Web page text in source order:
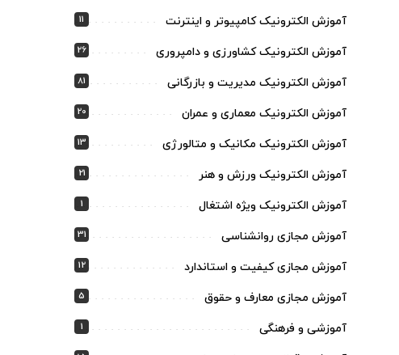
آموزش الکترونیک کامپیوتر و اینترنت 11
آموزش الکترونیک کشاورزی و دامپروری 26
آموزش الکترونیک مدیریت و بازرگانی 81
آموزش الکترونیک معماری و عمران 20
آموزش الکترونیک مکانیک و متالورژی 13
آموزش الکترونیک ورزش و هنر 21
آموزش الکترونیک ویژه اشتغال 1
آموزش مجازی روانشناسی 31
آموزش مجازی کیفیت و استاندارد 12
آموزش مجازی معارف و حقوق 5
آموزشی و فرهنگی 1